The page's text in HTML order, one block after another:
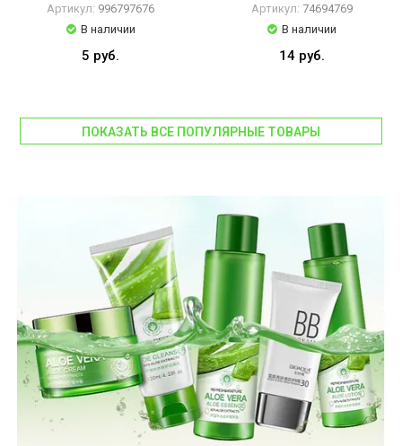
Артикул: 996797676
В наличии
5 руб.
Артикул: 74694769
В наличии
14 руб.
ПОКАЗАТЬ ВСЕ ПОПУЛЯРНЫЕ ТОВАРЫ